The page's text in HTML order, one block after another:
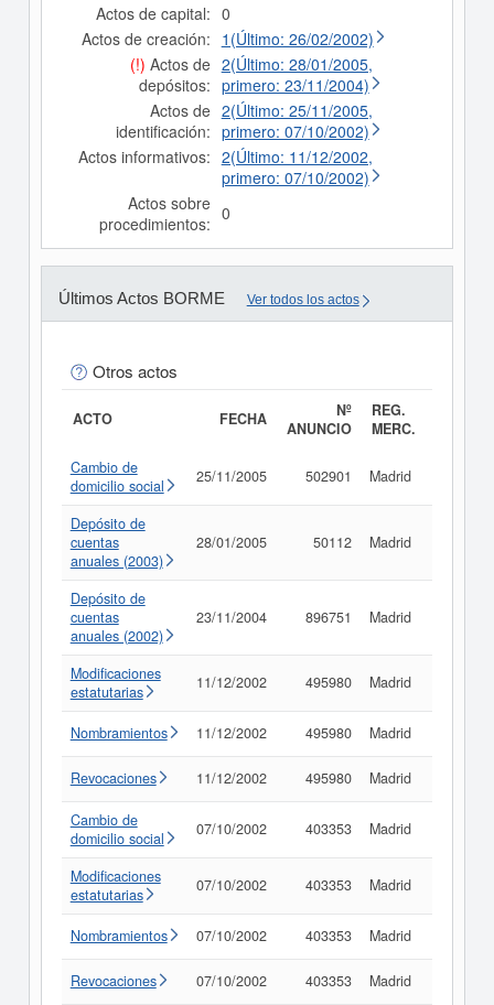
Actos de capital: 0
Actos de creación: 1(Último: 26/02/2002)
(!) Actos de
depósitos:
2(Último: 28/01/2005,
primero: 23/11/2004)
Actos de
identificación:
2(Último: 25/11/2005,
primero: 07/10/2002)
Actos informativos: 2(Último: 11/12/2002,
primero: 07/10/2002)
Actos sobre
procedimientos: 0
Últimos Actos BORME Ver todos los actos
Otros actos
ACTO FECHA
Nº
ANUNCIO
REG.
MERC.
Cambio de
domicilio social
25/11/2005 502901 Madrid
Depósito de
cuentas
anuales (2003)
28/01/2005 50112 Madrid
Depósito de
cuentas
anuales (2002)
23/11/2004 896751 Madrid
Modificaciones
estatutarias
11/12/2002 495980 Madrid
Nombramientos 11/12/2002 495980 Madrid
Revocaciones 11/12/2002 495980 Madrid
Cambio de
domicilio social
07/10/2002 403353 Madrid
Modificaciones
estatutarias
07/10/2002 403353 Madrid
Nombramientos 07/10/2002 403353 Madrid
Revocaciones 07/10/2002 403353 Madrid